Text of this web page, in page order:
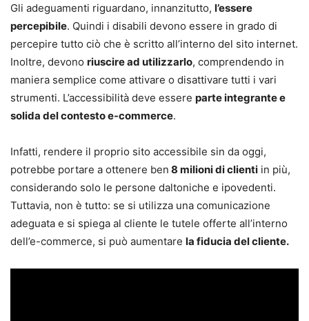
Gli adeguamenti riguardano, innanzitutto, l’essere
percepibile. Quindi i disabili devono essere in grado di
percepire tutto ciò che è scritto all’interno del sito internet.
Inoltre, devono riuscire ad utilizzarlo, comprendendo in
maniera semplice come attivare o disattivare tutti i vari
strumenti. L’accessibilità deve essere parte integrante e
solida del contesto e-commerce.
Infatti, rendere il proprio sito accessibile sin da oggi,
potrebbe portare a ottenere ben 8 milioni di clienti in più,
considerando solo le persone daltoniche e ipovedenti.
Tuttavia, non è tutto: se si utilizza una comunicazione
adeguata e si spiega al cliente le tutele offerte all’interno
dell’e-commerce, si può aumentare la fiducia del cliente.